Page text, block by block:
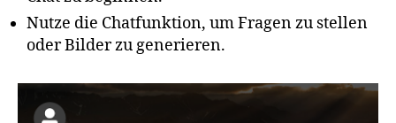
Nutze die Chatfunktion, um Fragen zu stellen
oder Bilder zu generieren.